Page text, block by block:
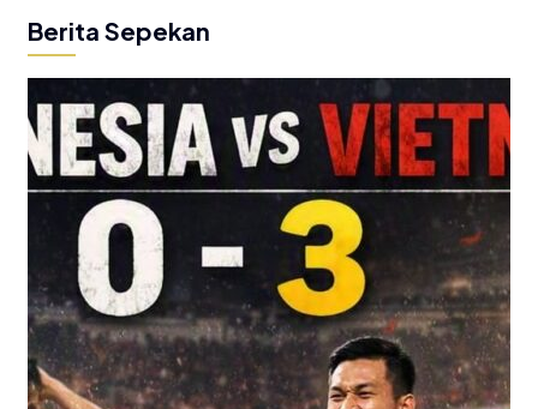
Berita Sepekan